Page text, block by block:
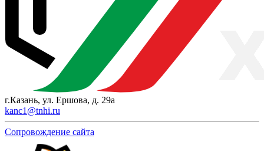
г.Казань, ул. Ершова, д. 29а
kanc1@tnhi.ru
Сопровождение сайта